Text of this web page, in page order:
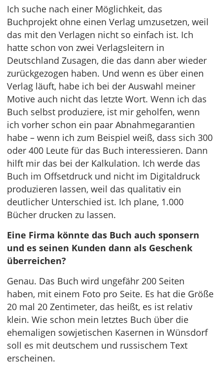
Ich suche nach einer Möglichkeit, das
Buchprojekt ohne einen Verlag umzusetzen, weil
das mit den Verlagen nicht so einfach ist. Ich
hatte schon von zwei Verlagsleitern in
Deutschland Zusagen, die das dann aber wieder
zurückgezogen haben. Und wenn es über einen
Verlag läuft, habe ich bei der Auswahl meiner
Motive auch nicht das letzte Wort. Wenn ich das
Buch selbst produziere, ist mir geholfen, wenn
ich vorher schon ein paar Abnahmegarantien
habe – wenn ich zum Beispiel weiß, dass sich 300
oder 400 Leute für das Buch interessieren. Dann
hilft mir das bei der Kalkulation. Ich werde das
Buch im Offsetdruck und nicht im Digitaldruck
produzieren lassen, weil das qualitativ ein
deutlicher Unterschied ist. Ich plane, 1.000
Bücher drucken zu lassen.
Eine Firma könnte das Buch auch sponsern
und es seinen Kunden dann als Geschenk
überreichen?
Genau. Das Buch wird ungefähr 200 Seiten
haben, mit einem Foto pro Seite. Es hat die Größe
20 mal 20 Zentimeter, das heißt, es ist relativ
klein. Wie schon mein letztes Buch über die
ehemaligen sowjetischen Kasernen in Wünsdorf
soll es mit deutschem und russischem Text
erscheinen.